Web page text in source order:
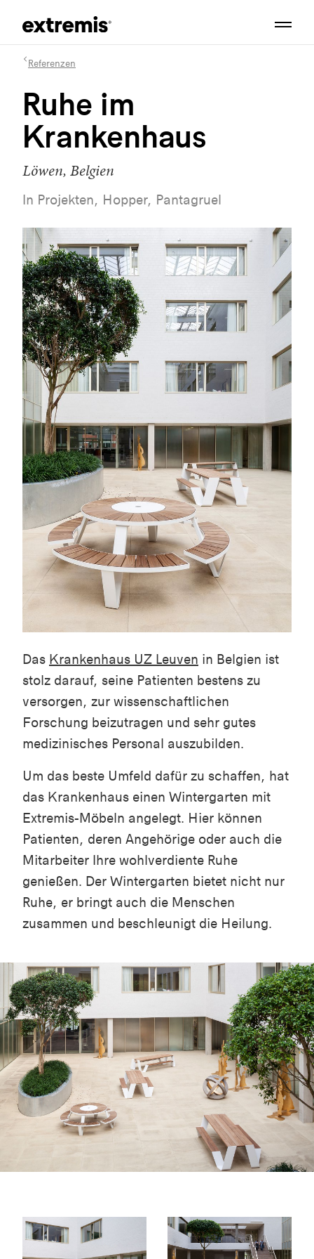
Referenzen
Ruhe im
Krankenhaus
Löwen, Belgien
In Projekten, Hopper, Pantagruel
Das Krankenhaus UZ Leuven in Belgien ist
stolz darauf, seine Patienten bestens zu
versorgen, zur wissenschaftlichen
Forschung beizutragen und sehr gutes
medizinisches Personal auszubilden.
Um das beste Umfeld dafür zu schaffen, hat
das Krankenhaus einen Wintergarten mit
Extremis-Möbeln angelegt. Hier können
Patienten, deren Angehörige oder auch die
Mitarbeiter Ihre wohlverdiente Ruhe
genießen. Der Wintergarten bietet nicht nur
Ruhe, er bringt auch die Menschen
zusammen und beschleunigt die Heilung.